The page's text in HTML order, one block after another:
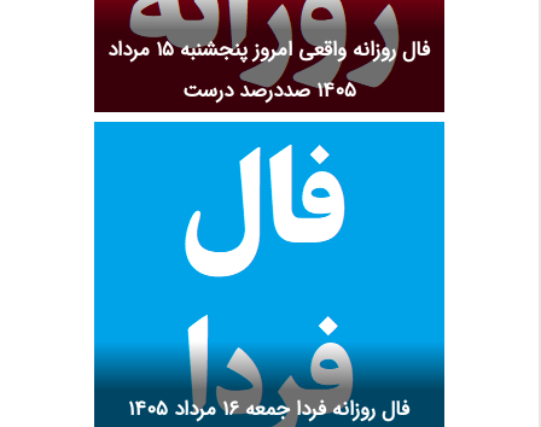
فال روزانه واقعی امروز پنجشنبه ۱۵ مرداد
۱۴۰۵ صددرصد درست
فال روزانه فردا جمعه ۱۶ مرداد ۱۴۰۵